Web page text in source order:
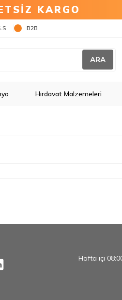
KARGO
B2B
ARA
Hırdavat Malzemeleri
Hafta içi